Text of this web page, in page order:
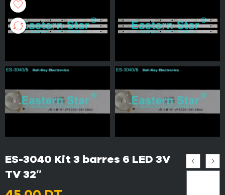
ES-3040 Kit 3 barres 6 LED 3V
TV 32″